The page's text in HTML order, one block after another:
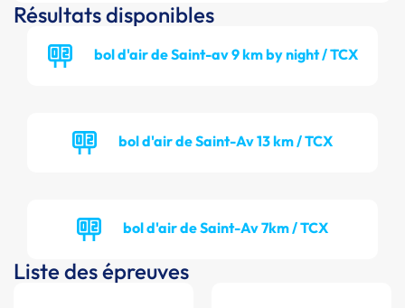
Résultats disponibles
bol d'air de Saint-av 9 km by night / TCX
bol d'air de Saint-Av 13 km / TCX
bol d'air de Saint-Av 7km / TCX
Liste des épreuves